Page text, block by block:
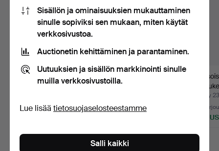
LONGINES,
kaksoiskapseloitu
18 tarjousta
Vanha taskukello,
Revue Thommen.
3 tarjousta
Myyty
20
930
Sisällön ja ominaisuuksien mukauttaminen
sinulle sopiviksi sen mukaan, miten käytät
verkkosivustoa.
Auctionetin kehittäminen ja parantaminen.
Uutuuksien ja sisällön markkinointi sinulle
muilla verkkosivustoilla.
Lue lisää tietosuojaselosteestamme
Salli kaikki